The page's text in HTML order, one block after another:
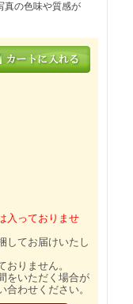
真の色味や質感が
入っておりませ
してお届けいたし
りません。
をいただく場合が
わせください。